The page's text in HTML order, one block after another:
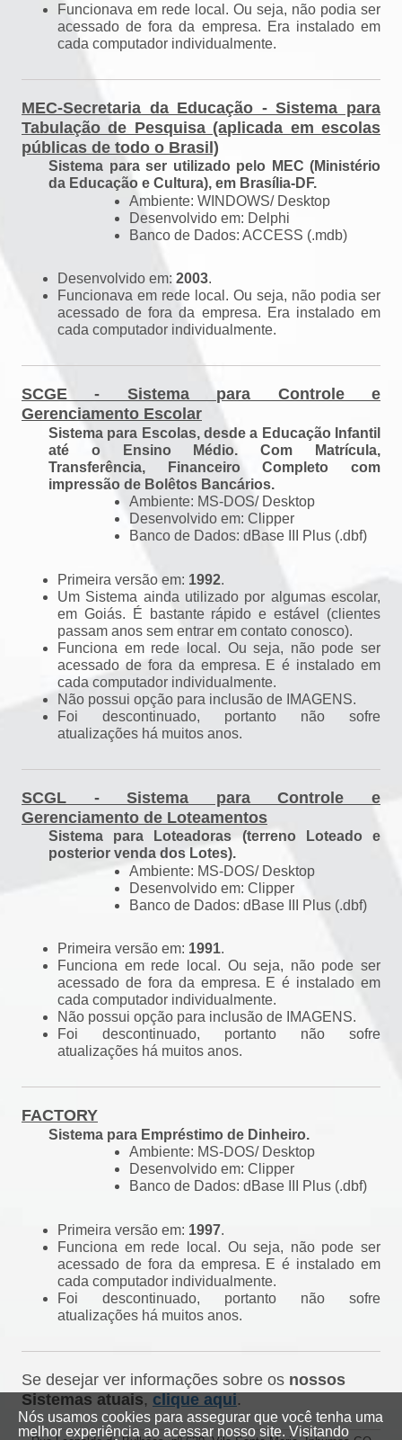
Funcionava em rede local. Ou seja, não podia ser
acessado de fora da empresa. Era instalado em
cada computador individualmente.
MEC-Secretaria da Educação - Sistema para
Tabulação de Pesquisa (aplicada em escolas
públicas de todo o Brasil)
Sistema para ser utilizado pelo MEC (Ministério
da Educação e Cultura), em Brasília-DF.
Ambiente: WINDOWS/ Desktop
Desenvolvido em: Delphi
Banco de Dados: ACCESS (.mdb)
Desenvolvido em: 2003.
Funcionava em rede local. Ou seja, não podia ser
acessado de fora da empresa. Era instalado em
cada computador individualmente.
SCGE - Sistema para Controle e
Gerenciamento Escolar
Sistema para Escolas, desde a Educação Infantil
até o Ensino Médio. Com Matrícula,
Transferência, Financeiro Completo com
impressão de Bolêtos Bancários.
Ambiente: MS-DOS/ Desktop
Desenvolvido em: Clipper
Banco de Dados: dBase III Plus (.dbf)
Primeira versão em: 1992.
Um Sistema ainda utilizado por algumas escolar,
em Goiás. É bastante rápido e estável (clientes
passam anos sem entrar em contato conosco).
Funciona em rede local. Ou seja, não pode ser
acessado de fora da empresa. E é instalado em
cada computador individualmente.
Não possui opção para inclusão de IMAGENS.
Foi descontinuado, portanto não sofre
atualizações há muitos anos.
SCGL - Sistema para Controle e
Gerenciamento de Loteamentos
Sistema para Loteadoras (terreno Loteado e
posterior venda dos Lotes).
Ambiente: MS-DOS/ Desktop
Desenvolvido em: Clipper
Banco de Dados: dBase III Plus (.dbf)
Primeira versão em: 1991.
Funciona em rede local. Ou seja, não pode ser
acessado de fora da empresa. E é instalado em
cada computador individualmente.
Não possui opção para inclusão de IMAGENS.
Foi descontinuado, portanto não sofre
atualizações há muitos anos.
FACTORY
Sistema para Empréstimo de Dinheiro.
Ambiente: MS-DOS/ Desktop
Desenvolvido em: Clipper
Banco de Dados: dBase III Plus (.dbf)
Primeira versão em: 1997.
Funciona em rede local. Ou seja, não pode ser
acessado de fora da empresa. E é instalado em
cada computador individualmente.
Foi descontinuado, portanto não sofre
atualizações há muitos anos.
Se desejar ver informações sobre os nossos
Sistemas atuais, clique aqui.
Nós usamos cookies para assegurar que você tenha uma
melhor experiência ao acessar nosso site. Visitando